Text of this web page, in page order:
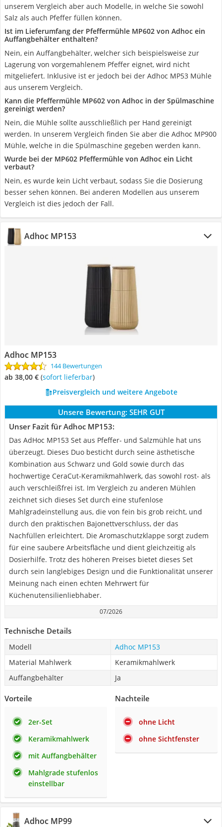
unserem Vergleich aber auch Modelle, in welche Sie sowohl
Salz als auch Pfeffer füllen können.
Ist im Lieferumfang der Pfeffermühle MP602 von Adhoc ein
Auffangbehälter enthalten?
Nein, ein Auffangbehälter, welcher sich beispielsweise zur
Lagerung von vorgemahlenem Pfeffer eignet, wird nicht
mitgeliefert. Inklusive ist er jedoch bei der Adhoc MP53 Mühle
aus unserem Vergleich.
Kann die Pfeffermühle MP602 von Adhoc in der Spülmaschine
gereinigt werden?
Nein, die Mühle sollte ausschließlich per Hand gereinigt
werden. In unserem Vergleich finden Sie aber die Adhoc MP900
Mühle, welche in die Spülmaschine gegeben werden kann.
Wurde bei der MP602 Pfeffermühle von Adhoc ein Licht
verbaut?
Nein, es wurde kein Licht verbaut, sodass Sie die Dosierung
besser sehen können. Bei anderen Modellen aus unserem
Vergleich ist dies jedoch der Fall.
Adhoc MP153
Adhoc MP153
144 Bewertungen
ab 38,00 € ( Sofort lieferbar)
Preisvergleich und weitere Angebote
Unsere Bewertung: SEHR GUT
Unser Fazit für Adhoc MP153:
Das AdHoc MP153 Set aus Pfeffer- und Salzmühle hat uns
überzeugt. Dieses Duo besticht durch seine ästhetische
Kombination aus Schwarz und Gold sowie durch das
hochwertige CeraCut-Keramikmahlwerk, das sowohl rost- als
auch verschleißfrei ist. Im Vergleich zu anderen Mühlen
zeichnet sich dieses Set durch eine stufenlose
Mahlgradeinstellung aus, die von fein bis grob reicht, und
durch den praktischen Bajonettverschluss, der das
Nachfüllen erleichtert. Die Aromaschutzklappe sorgt zudem
für eine saubere Arbeitsfläche und dient gleichzeitig als
Dosierhilfe. Trotz des höheren Preises bietet dieses Set
durch sein langlebiges Design und die Funktionalität unserer
Meinung nach einen echten Mehrwert für
Küchenutensilienliebhaber.
07/2026
Technische Details
Modell
Adhoc MP153
Material Mahlwerk
Keramikmahlwerk
Auffangbehälter
Ja
Vorteile
2er-Set
Keramikmahlwerk
mit Auffangbehälter
Mahlgrade stufenlos
einstellbar
Nachteile
ohne Licht
ohne Sichtfenster
Adhoc MP99